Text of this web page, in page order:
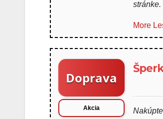
stránke.
More
Doprava
Akcia